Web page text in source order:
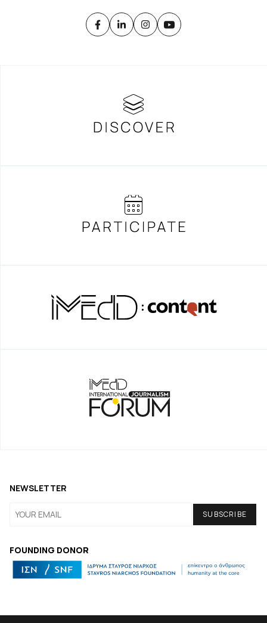
FOUNDING DONOR
NEWSLETTER